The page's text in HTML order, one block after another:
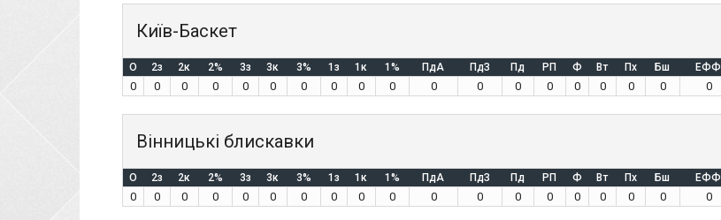
Київ-Баскет
O 2з 2к 2% 3з 3к 3% 1з 1к 1% ПдА ПдЗ Пд РП Ф Вт Пх Бш ЕФФ
0 0 0 0 0 0 0 0 0 0 0 0 0 0 0 0 0 0 0
Вінницькі блискавки
O 2з 2к 2% 3з 3к 3% 1з 1к 1% ПдА ПдЗ Пд РП Ф Вт Пх Бш ЕФФ
0 0 0 0 0 0 0 0 0 0 0 0 0 0 0 0 0 0 0